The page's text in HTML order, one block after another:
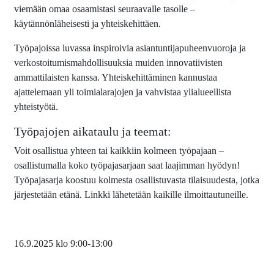
viemään omaa osaamistasi seuraavalle tasolle –
käytännönläheisesti ja yhteiskehittäen.
Työpajoissa luvassa inspiroivia asiantuntijapuheenvuoroja ja
verkostoitumismahdollisuuksia muiden innovatiivisten
ammattilaisten kanssa. Yhteiskehittäminen kannustaa
ajattelemaan yli toimialarajojen ja vahvistaa ylialueellista
yhteistyötä.
Työpajojen aikataulu ja teemat:
Voit osallistua yhteen tai kaikkiin kolmeen työpajaan –
osallistumalla koko työpajasarjaan saat laajimman hyödyn!
Työpajasarja koostuu kolmesta osallistuvasta tilaisuudesta, jotka
järjestetään etänä. Linkki lähetetään kaikille ilmoittautuneille.
16.9.2025 klo 9:00-13:00